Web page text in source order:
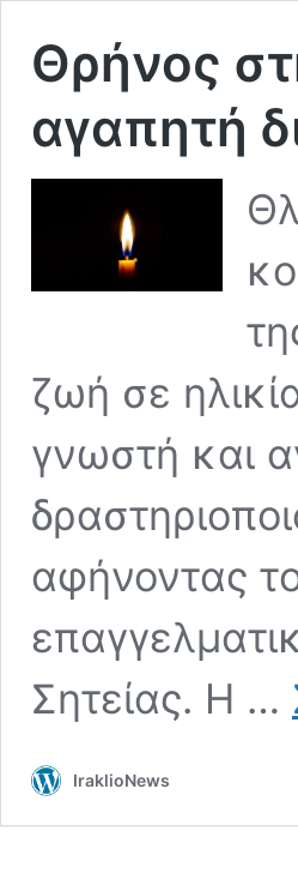
Θρήνος
αγαπητή
ζωή σε
γνωστή και
αφήνοντας
Σητείας. Η …
IraklioNews